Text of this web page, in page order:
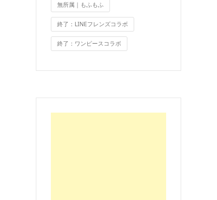
無所属｜もふもふ
終了：LINEフレンズコラボ
終了：ワンピースコラボ